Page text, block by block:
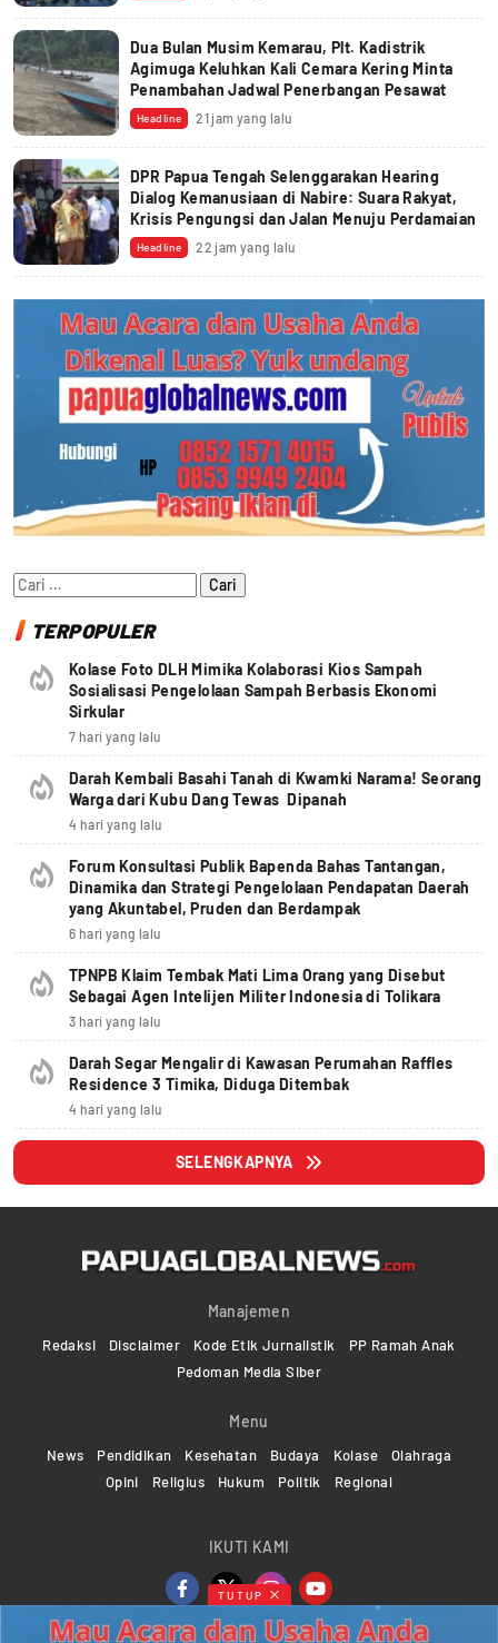
Dua Bulan Musim Kemarau, Plt. Kadistrik
Agimuga Keluhkan Kali Cemara Kering Minta
Penambahan Jadwal Penerbangan Pesawat
Headline 21 jam yang lalu
DPR Papua Tengah Selenggarakan Hearing
Dialog Kemanusiaan di Nabire: Suara Rakyat,
Krisis Pengungsi dan Jalan Menuju Perdamaian
Headline 22 jam yang lalu
Cari
untuk:
TERPOPULER
Kolase Foto DLH Mimika Kolaborasi Kios Sampah
Sosialisasi Pengelolaan Sampah Berbasis Ekonomi
Sirkular
7 hari yang lalu
Darah Kembali Basahi Tanah di Kwamki Narama! Seorang
Warga dari Kubu Dang Tewas Dipanah
4 hari yang lalu
Forum Konsultasi Publik Bapenda Bahas Tantangan,
Dinamika dan Strategi Pengelolaan Pendapatan Daerah
yang Akuntabel, Pruden dan Berdampak
6 hari yang lalu
TPNPB Klaim Tembak Mati Lima Orang yang Disebut
Sebagai Agen Intelijen Militer Indonesia di Tolikara
3 hari yang lalu
Darah Segar Mengalir di Kawasan Perumahan Raffles
Residence 3 Timika, Diduga Ditembak
4 hari yang lalu
SELENGKAPNYA
Manajemen
Redaksi Disclaimer Kode Etik Jurnalistik
PP Ramah Anak
Pedoman Media Siber
Menu
News Pendidikan Kesehatan Budaya Kolase
Olahraga
Opini
Religius Hukum Politik Regional
IKUTI KAMI
TUTUP